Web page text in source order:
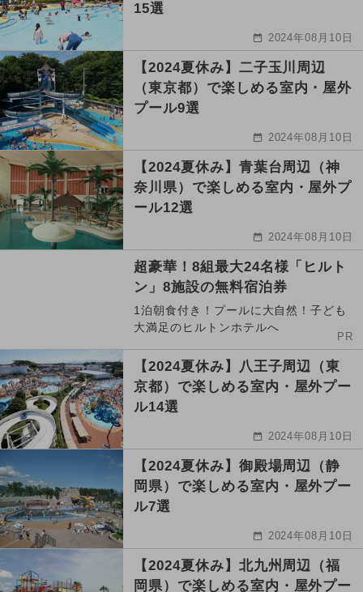
15選
2024年08月10日
【2024夏休み】二子玉川周辺
（東京都）で楽しめる室内・屋外
プール9選
2024年08月10日
【2024夏休み】青葉台周辺（神
奈川県）で楽しめる室内・屋外プ
ール12選
2024年08月10日
超豪華！8組最大24名様「ヒルト
ン」8施設の無料宿泊券
1泊朝食付き！プールに大自然！子ども
大満足のヒルトンホテルへ
PR
【2024夏休み】八王子周辺（東
京都）で楽しめる室内・屋外プー
ル14選
2024年08月10日
【2024夏休み】御殿場周辺（静
岡県）で楽しめる室内・屋外プー
ル7選
2024年08月10日
【2024夏休み】北九州周辺（福
岡県）で楽しめる室内・屋外プー